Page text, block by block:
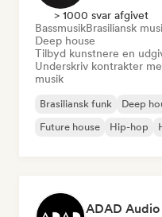
> 1000 svar afgivet
BassmusikBrasiliansk
Deep house
Tilbyd kunstnere en
Underskriv kontrakter
musik
Brasiliansk funk Deep
Future house
Hip-hop
ADAD Audio